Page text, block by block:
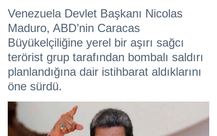
Venezuela Devlet Başkanı Nicolas
Maduro, ABD’nin Caracas
Büyükelçiliğine yerel bir aşırı sağcı
terörist grup tarafından bombalı saldırı
planlandığına dair istihbarat aldıklarını
öne sürdü.